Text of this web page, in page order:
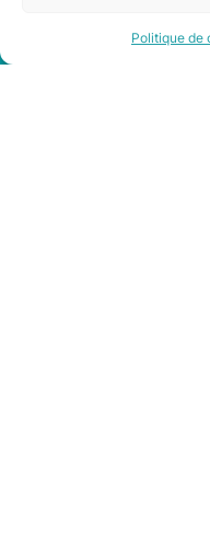
Politique de
Être rappelé